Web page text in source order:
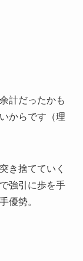
計だったかも
からです（理
き捨てていく
強引に歩を手
優勢。